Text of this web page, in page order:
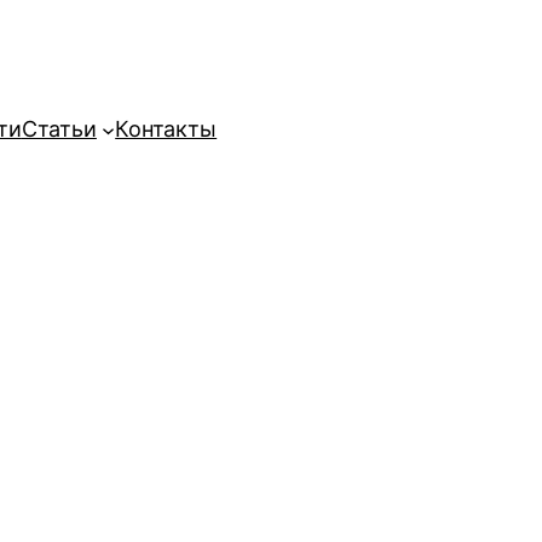
Статьи Контакты